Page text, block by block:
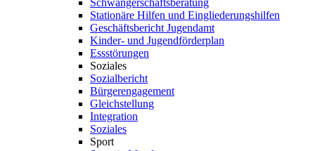
Schwangerschaftsberatung
Stationäre Hilfen und Eingliederungshilfen
Geschäftsbericht Jugendamt
Kinder- und Jugendförderplan
Essstörungen
Soziales
Sozialbericht
Bürgerengagement
Gleichstellung
Integration
Soziales
Sport